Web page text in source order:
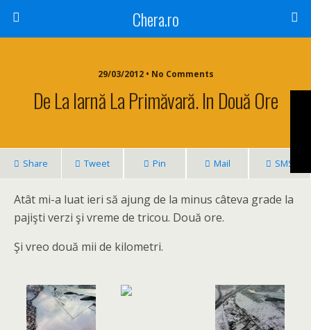
Chera.ro
29/03/2012 • No Comments
De La Iarnă La Primăvară. In Două Ore
Share Tweet Pin Mail SMS
Atât mi-a luat ieri să ajung de la minus câteva grade la
pajişti verzi şi vreme de tricou. Două ore.
Şi vreo două mii de kilometri.